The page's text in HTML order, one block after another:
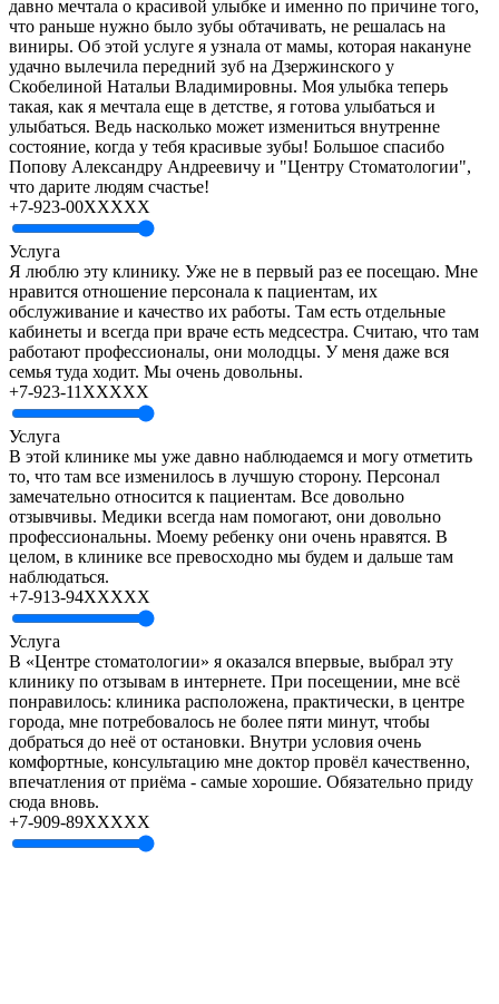
давно мечтала о красивой улыбке и именно по причине того,
что раньше нужно было зубы обтачивать, не решалась на
виниры. Об этой услуге я узнала от мамы, которая накануне
удачно вылечила передний зуб на Дзержинского у
Скобелиной Натальи Владимировны. Моя улыбка теперь
такая, как я мечтала еще в детстве, я готова улыбаться и
улыбаться. Ведь насколько может измениться внутренне
состояние, когда у тебя красивые зубы! Большое спасибо
Попову Александру Андреевичу и "Центру Стоматологии",
что дарите людям счастье!
+7-923-00XXXXX
Услуга
Я люблю эту клинику. Уже не в первый раз ее посещаю. Мне
нравится отношение персонала к пациентам, их
обслуживание и качество их работы. Там есть отдельные
кабинеты и всегда при враче есть медсестра. Считаю, что там
работают профессионалы, они молодцы. У меня даже вся
семья туда ходит. Мы очень довольны.
+7-923-11XXXXX
Услуга
В этой клинике мы уже давно наблюдаемся и могу отметить
то, что там все изменилось в лучшую сторону. Персонал
замечательно относится к пациентам. Все довольно
отзывчивы. Медики всегда нам помогают, они довольно
профессиональны. Моему ребенку они очень нравятся. В
целом, в клинике все превосходно мы будем и дальше там
наблюдаться.
+7-913-94XXXXX
Услуга
В «Центре стоматологии» я оказался впервые, выбрал эту
клинику по отзывам в интернете. При посещении, мне всё
понравилось: клиника расположена, практически, в центре
города, мне потребовалось не более пяти минут, чтобы
добраться до неё от остановки. Внутри условия очень
комфортные, консультацию мне доктор провёл качественно,
впечатления от приёма - самые хорошие. Обязательно приду
сюда вновь.
+7-909-89XXXXX